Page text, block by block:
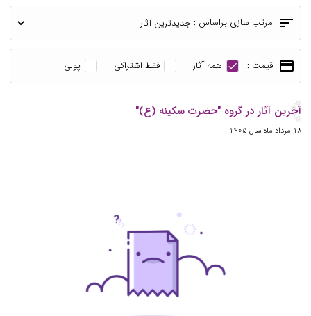
sort مرتب سازی براساس :
payment قیمت : همه آثار فقط اشتراکی پولی
آخرین آثار در گروه "حضرت سکینه (ع)"
18 مرداد ماه سال 1405